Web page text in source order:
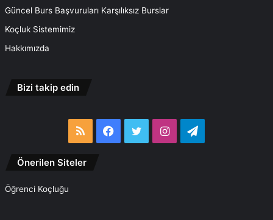
Güncel Burs Başvuruları Karşılıksız Burslar
Koçluk Sistemimiz
Hakkımızda
Bizi takip edin
RSS Facebook
TwitterInstagramTelegram
Önerilen Siteler
Öğrenci Koçluğu